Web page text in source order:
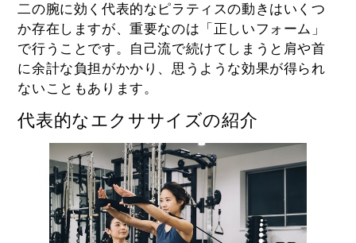
二の腕に効く代表的なピラティスの動きはいくつ
か存在しますが、重要なのは「正しいフォーム」
で行うことです。自己流で続けてしまうと肩や首
に余計な負担がかかり、思うような効果が得られ
ないこともあります。
代表的なエクササイズの紹介